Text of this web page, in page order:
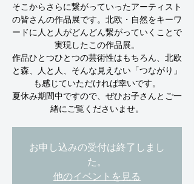
そこからさらに繋がっていったアーティスト
の皆さんの作品展です。北欧・自然をキーワ
ードに人と人がどんどん繋がっていくことで
実現したこの作品展。
作品ひとつひとつの芸術性はもちろん、北欧
と森、人と人、そんな見えない「つながり」
も感じていただければ幸いです。
夏休み期間中ですので、ぜひお子さんとご一
緒にご覧くださいませ。
お申し込みの受付は終了しまし
た。
他のイベントを見る